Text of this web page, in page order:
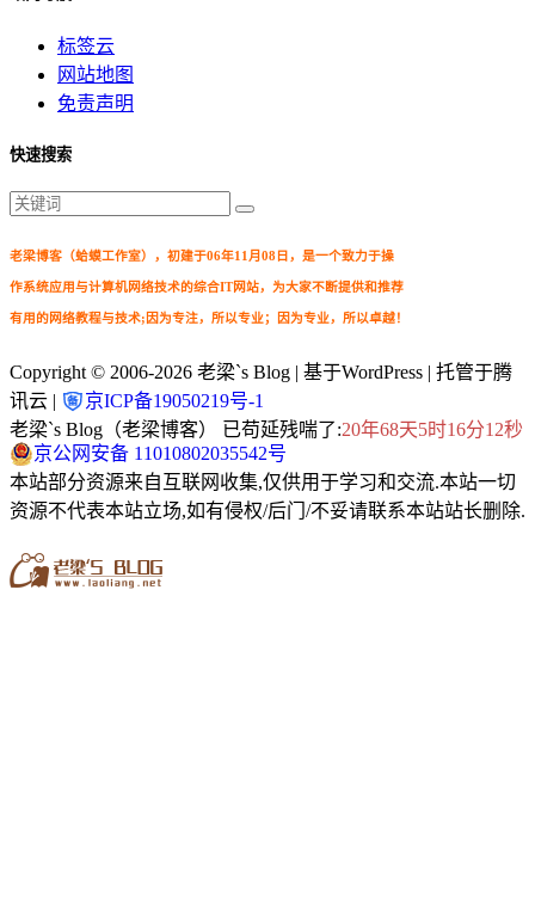
标签云
网站地图
免责声明
快速搜索
老梁博客（蛤蟆工作室），初建于06年11月08日，是一个致力于操
作系统应用与计算机网络技术的综合IT网站，为大家不断提供和推荐
有用的网络教程与技术;因为专注，所以专业；因为专业，所以卓越！
Copyright © 2006-2026 老梁`s Blog | 基于WordPress | 托管于腾
讯云 |
京ICP备19050219号-1
老梁`s Blog（老梁博客） 已苟延残喘了:20年68天5时16分12秒
京公网安备 11010802035542号
本站部分资源来自互联网收集,仅供用于学习和交流.本站一切
资源不代表本站立场,如有侵权/后门/不妥请联系本站站长删除.